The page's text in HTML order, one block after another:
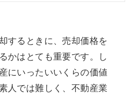
するときに、売却価格を
かはとても重要です。し
にいったいいくらの価値
人では難しく、不動産業